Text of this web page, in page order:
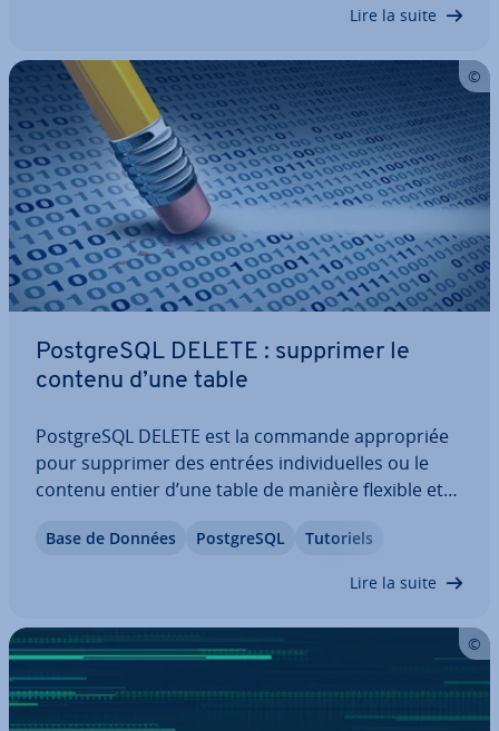
Lire la suite
Post­greSQL DELETE : supprimer le
contenu d’une table
Post­greSQL DELETE est la commande ap­pro­priée
pour supprimer des entrées in­di­vi­duelles ou le
contenu entier d’une table de manière flexible et
IONOS, vous dé­cou­vri­rez la structure de cette
Base de Données Post­greSQL Tutoriels
Lire la suite